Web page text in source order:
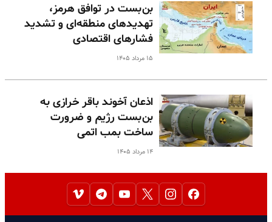
بن‌بست در توافق هرمز،
تهدیدهای منطقه‌ای و تشدید
فشارهای اقتصادی
۱۵ مرداد ۱۴۰۵
اذعان آخوند باقر خرازی به
بن‌بست رژیم و ضرورت
ساخت بمب اتمی
۱۴ مرداد ۱۴۰۵